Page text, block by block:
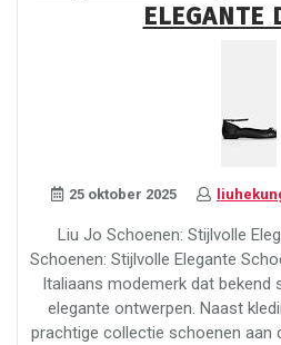
ELEGANTE
25 oktober 2025
Liu Jo Schoenen: Stijlvolle
Schoenen: Stijlvolle Elegante
Italiaans modemerk dat
elegante ontwerpen. Naast
prachtige collectie schoenen aan